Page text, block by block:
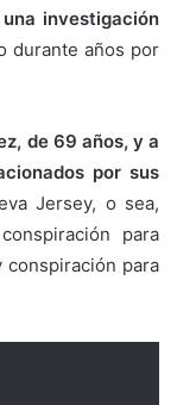
investigación
durante años por
de 69 años, y a
por sus
Jersey, o sea,
para
para